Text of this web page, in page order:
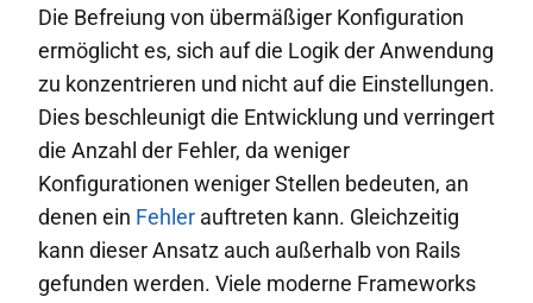
Die Befreiung von übermäßiger Konfiguration
ermöglicht es, sich auf die Logik der Anwendung
zu konzentrieren und nicht auf die Einstellungen.
Dies beschleunigt die Entwicklung und verringert
die Anzahl der Fehler, da weniger
Konfigurationen weniger Stellen bedeuten, an
denen ein Fehler auftreten kann. Gleichzeitig
kann dieser Ansatz auch außerhalb von Rails
gefunden werden. Viele moderne Frameworks